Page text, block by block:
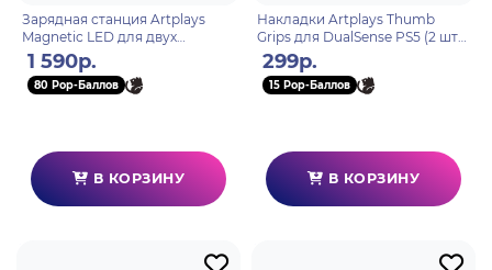
Зарядная станция Artplays
Magnetic LED для двух
геймпадов DualSense с
подсветкой PS5
1 590р.
80 Pop-Баллов
В КОРЗИНУ
Накладки Artplays Thumb
Grips для DualSense PS5 (2 шт)
черные
299р.
15 Pop-Баллов
В КОРЗИНУ